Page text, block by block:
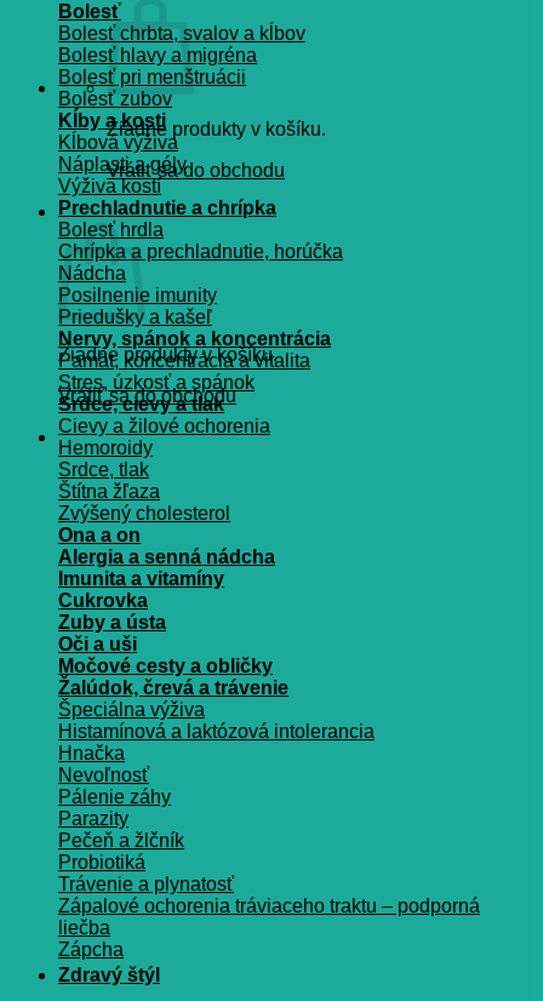
Žiadne produkty v košíku.
Vrátiť sa do obchodu
Košík
Žiadne produkty v košíku.
Vrátiť sa do obchodu
Bolesť
Bolesť chrbta, svalov a kĺbov
Bolesť hlavy a migréna
Bolesť pri menštruácii
Bolesť zubov
Kĺby a kosti
Kĺbová výživa
Náplasti a gély
Výživa kostí
Prechladnutie a chrípka
Bolesť hrdla
Chrípka a prechladnutie, horúčka
Nádcha
Posilnenie imunity
Priedušky a kašeľ
Nervy, spánok a koncentrácia
Pamät, koncentrácia a vitalita
Stres, úzkosť a spánok
Srdce, cievy a tlak
Cievy a žilové ochorenia
Hemoroidy
Srdce, tlak
Štítna žľaza
Zvýšený cholesterol
Ona a on
Alergia a senná nádcha
Imunita a vitamíny
Cukrovka
Zuby a ústa
Oči a uši
Močové cesty a obličky
Žalúdok, črevá a trávenie
Špeciálna výživa
Histamínová a laktózová intolerancia
Hnačka
Nevoľnosť
Pálenie záhy
Parazity
Pečeň a žlčník
Probiotiká
Trávenie a plynatosť
Zápalové ochorenia tráviaceho traktu – podporná
liečba
Zápcha
Zdravý štýl